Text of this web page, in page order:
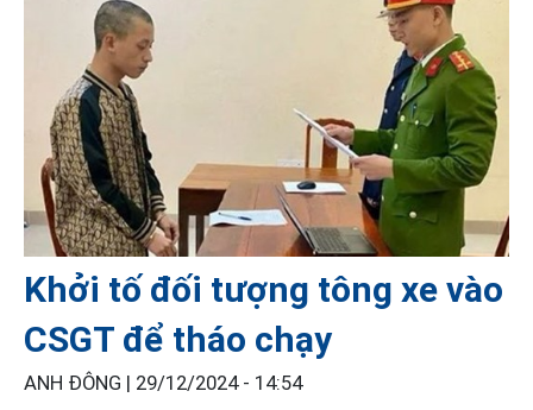
Khởi tố đối tượng tông xe vào
CSGT để tháo chạy
ANH ĐÔNG | 29/12/2024 - 14:54